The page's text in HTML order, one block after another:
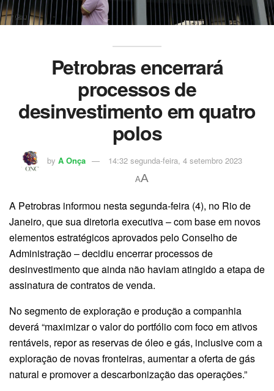
Petrobras encerrará
processos de
desinvestimento em quatro
polos
by A Onça 14:32 segunda-feira, 4 setembro 2023
AA
A Petrobras informou nesta segunda-feira (4), no Rio de
Janeiro, que sua diretoria executiva – com base em novos
elementos estratégicos aprovados pelo Conselho de
Administração – decidiu encerrar processos de
desinvestimento que ainda não haviam atingido a etapa de
assinatura de contratos de venda.
No segmento de exploração e produção a companhia
deverá “maximizar o valor do portfólio com foco em ativos
rentáveis, repor as reservas de óleo e gás, inclusive com a
exploração de novas fronteiras, aumentar a oferta de gás
natural e promover a descarbonização das operações.”